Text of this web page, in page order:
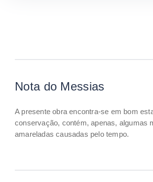
Nota do Messias
A presente obra encontra-se em bom
conservação, contém, apenas, algumas
amareladas causadas pelo tempo.